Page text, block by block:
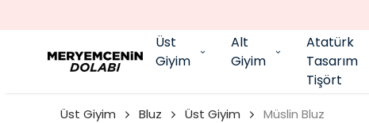
Üst
Giyim
Alt
Giyim
Atatürk
Tasarım
Tişört
Üst Giyim Bluz Üst Giyim Müslin Bluz